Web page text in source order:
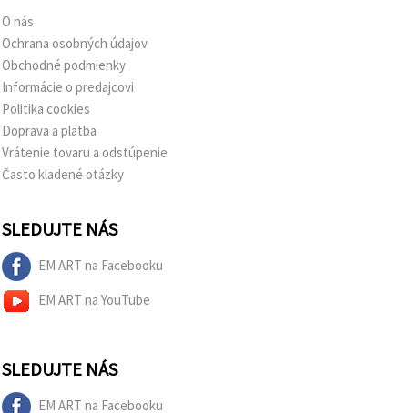
O nás
Ochrana osobných údajov
Obchodné podmienky
Informácie o predajcovi
Politika cookies
Doprava a platba
Vrátenie tovaru a odstúpenie
Často kladené otázky
SLEDUJTE NÁS
EM ART na Facebooku
EM ART na YouTube
SLEDUJTE NÁS
EM ART na Facebooku